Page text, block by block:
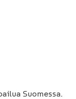
Suomessa.